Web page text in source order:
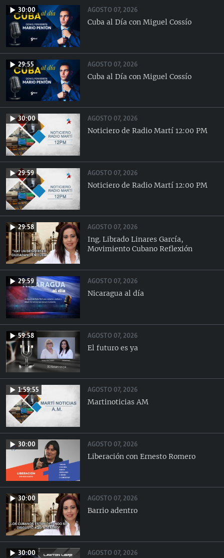
30:00
AGOSTO 07, 2026
Cuba al Día con Miguel Cossío
29:55
AGOSTO 07, 2026
Cuba al Día con Miguel Cossío
30:00
AGOSTO 07, 2026
Noticiero de Radio Martí 12:00 PM
29:59
AGOSTO 07, 2026
Noticiero de Radio Martí 12:00 PM
29:58
AGOSTO 07, 2026
Ing. Librado Linares García,
Movimiento Cubano Reflexión
29:59
AGOSTO 07, 2026
Nicaragua al día
59:58
AGOSTO 07, 2026
El futuro es ya
1:59:55
AGOSTO 07, 2026
Martinoticias AM
30:00
AGOSTO 07, 2026
Liberación con Ernesto Romero
30:00
AGOSTO 07, 2026
Barrio adentro
30:00
AGOSTO 07, 2026